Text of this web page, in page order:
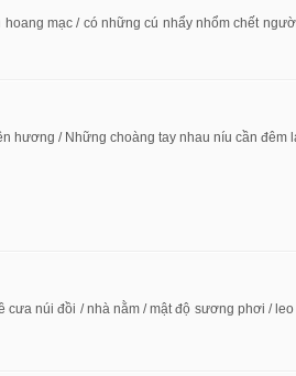
mạc / có những cú nhẩy nhổm chết
hương / Những choàng tay nhau níu cần
cưa núi đồi / nhà nằm / mật độ sương phơi /